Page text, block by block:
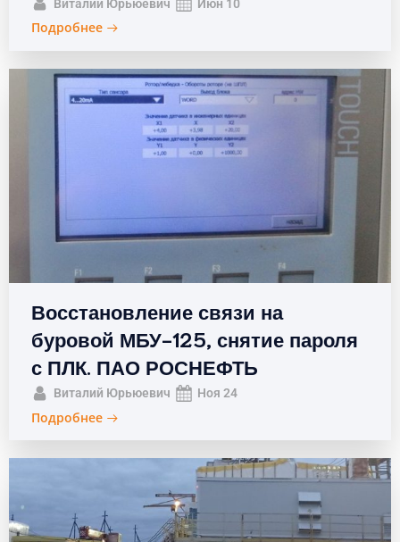
Виталий Юрьюевич Июн 10
Подробнее
Восстановление связи на
буровой МБУ-125, снятие пароля
с ПЛК. ПАО РОСНЕФТЬ
Виталий Юрьюевич Ноя 24
Подробнее